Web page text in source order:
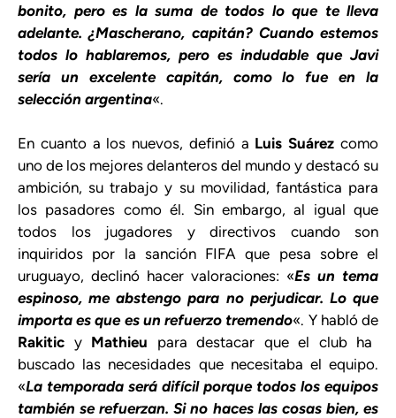
bonito, pero es la suma de todos lo que te lleva
adelante. ¿Mascherano, capitán? Cuando estemos
todos lo hablaremos, pero es indudable que Javi
sería un excelente capitán, como lo fue en la
selección argentina«.
En cuanto a los nuevos, definió a Luis Suárez como
uno de los mejores delanteros del mundo y destacó su
ambición, su trabajo y su movilidad, fantástica para
los pasadores como él. Sin embargo, al igual que
todos los jugadores y directivos cuando son
inquiridos por la sanción FIFA que pesa sobre el
uruguayo, declinó hacer valoraciones: «Es un tema
espinoso, me abstengo para no perjudicar. Lo que
importa es que es un refuerzo tremendo«. Y habló de
Rakitic y Mathieu para destacar que el club ha
buscado las necesidades que necesitaba el equipo.
«La temporada será difícil porque todos los equipos
también se refuerzan. Si no haces las cosas bien, es